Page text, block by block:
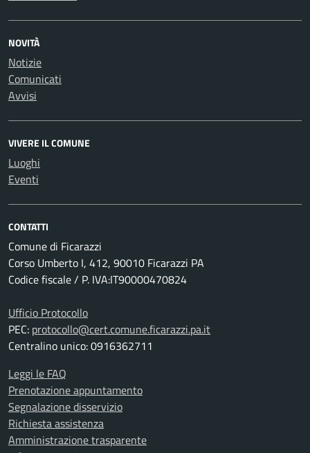
NOVITÀ
Notizie
Comunicati
Avvisi
VIVERE IL COMUNE
Luoghi
Eventi
CONTATTI
Comune di Ficarazzi
Corso Umberto I, 412, 90010 Ficarazzi PA
Codice fiscale / P. IVA:IT90000470824
Ufficio Protocollo
PEC: protocollo@cert.comune.ficarazzi.pa.it
Centralino unico: 0916362711
Leggi le FAQ
Prenotazione appuntamento
Segnalazione disservizio
Richiesta assistenza
Amministrazione trasparente